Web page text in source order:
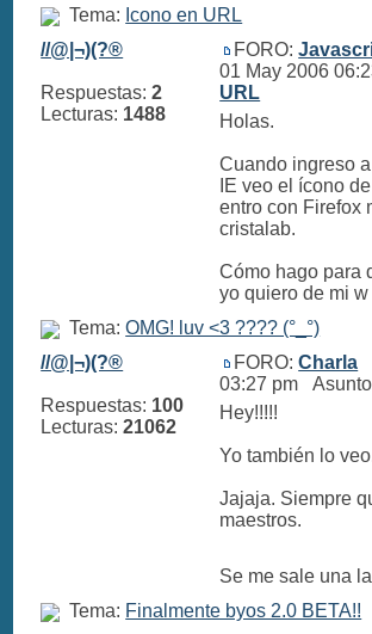
Tema: Icono en URL
//@|¬)(?®
Respuestas:2
Lecturas: 1488
FORO:
01 May 2006
URL
Holas.
Cuando ingreso
IE veo el ícono
entro con Firefox
cristalab.
Cómo hago para
yo quiero de mi w
Tema:OMG! luv <3 ???? (°_°)
//@|¬)(?®
Respuestas: 100
Lecturas:21062
FORO:Charla
03:27 pm
Hey!!!!!
Yo también lo
Jajaja. Siempre
maestros.
Se me sale una
Tema: Finalmente byos 2.0 BETA!!